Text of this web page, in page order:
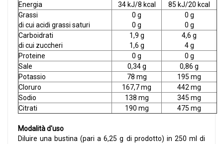
Energia
34 kJ/8 kcal
85 kJ/20 kcal
Grassi
di cui acidi grassi saturi
0 g
0 g
0 g
0 g
Carboidrati
di cui zuccheri
1,9 g
1,6 g
4,6 g
4 g
Proteine
0 g
0 g
Sale
0,34 g
0,86 g
Potassio
78 mg
195 mg
Cloruro
167,7 mg
442 mg
Sodio
138 mg
345 mg
Citrati
190 mg 475 mg
Modalità d'uso
Diluire una bustina (pari a 6,25 g di prodotto) in 250 ml di